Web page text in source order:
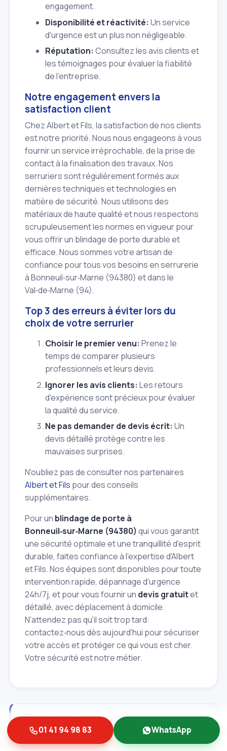
engagement.
Disponibilité et réactivité: Un service
d'urgence est un plus non négligeable.
Réputation: Consultez les avis clients et
les témoignages pour évaluer la fiabilité
de l'entreprise.
Notre engagement envers la
satisfaction client
Chez Albert et Fils, la satisfaction de nos clients
est notre priorité. Nous nous engageons à vous
fournir un service irréprochable, de la prise de
contact à la finalisation des travaux. Nos
serruriers sont régulièrement formés aux
dernières techniques et technologies en
matière de sécurité. Nous utilisons des
matériaux de haute qualité et nous respectons
scrupuleusement les normes en vigueur pour
vous offrir un blindage de porte durable et
efficace. Nous sommes votre artisan de
confiance pour tous vos besoins en serrurerie
à Bonneuil‑sur‑Marne (94380) et dans le
Val‑de‑Marne (94).
Top 3 des erreurs à éviter lors du
choix de votre serrurier
Choisir le premier venu: Prenez le
temps de comparer plusieurs
professionnels et leurs devis.
Ignorer les avis clients: Les retours
d'expérience sont précieux pour évaluer
la qualité du service.
Ne pas demander de devis écrit: Un
devis détaillé protège contre les
mauvaises surprises.
N'oubliez pas de consulter nos partenaires
Albert et Fils pour des conseils
supplémentaires.
Pour un blindage de porte à
Bonneuil‑sur‑Marne (94380) qui vous garantit
une sécurité optimale et une tranquillité d'esprit
durable, faites confiance à l'expertise d'Albert
et Fils. Nos équipes sont disponibles pour toute
intervention rapide, dépannage d'urgence
24h/7j, et pour vous fournir un devis gratuitet
détaillé, avec déplacement à domicile.
N'attendez pas qu'il soit trop tard:
contactez‑nous dès aujourd'hui pour sécuriser
votre accès et protéger ce qui vous est cher.
Votre sécurité est notre métier.
Bon à savoir:les tarifs indiqués sont donnés à titre
purement informatif et peuvent varier selon la nature,
la complexité et les conditions d’accès de
01 41 94 98 83 WhatsApp